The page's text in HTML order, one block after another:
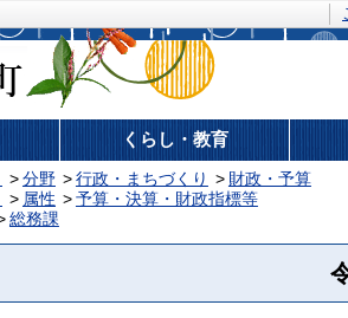
藍住町
くらし・教育
分野 行政・まちづくり
財政・予算
属性
予算・決算・財政指標等
総務課